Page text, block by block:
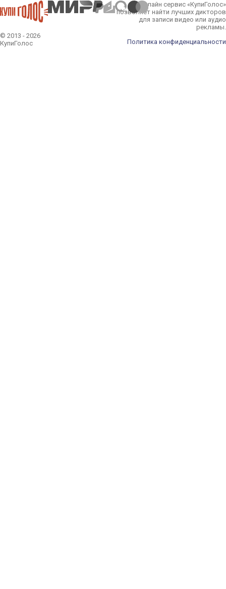
© 2013 - 2026
КупиГолос
Онлайн сервис «КупиГолос»
позволяет найти лучших дикторов
для записи видео или аудио
рекламы.
Политика конфиденциальности